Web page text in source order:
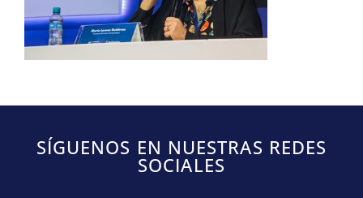
SÍGUENOS EN NUESTRAS REDES
SOCIALES